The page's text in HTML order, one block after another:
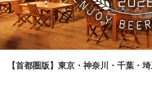
【首都圏版】東京・神奈川・千葉・